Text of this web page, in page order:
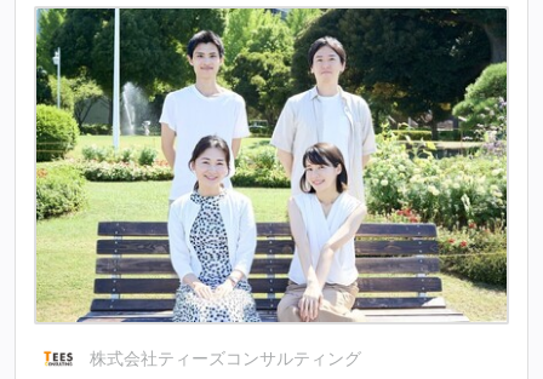
株式会社ティーズコンサルティング